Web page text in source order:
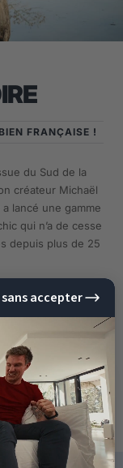
FRANÇAISE !
du Sud de la
créateur Michaël
lancé une gamme
qui n’a de cesse
depuis plus de 25